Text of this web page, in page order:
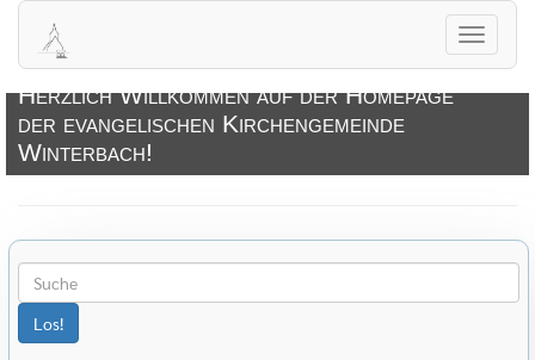
öffnen
Herzlich Willkommen auf der Homepage
der evangelischen Kirchengemeinde
Winterbach!